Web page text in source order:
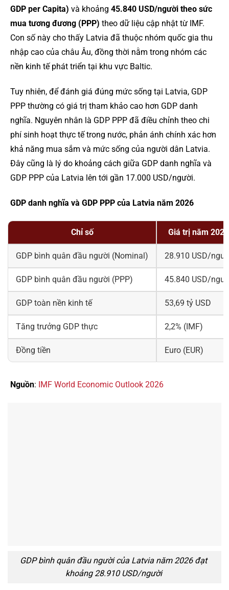
GDP per Capita) và khoảng 45.840 USD/người theo sức
mua tương đương (PPP) theo dữ liệu cập nhật từ IMF.
Con số này cho thấy Latvia đã thuộc nhóm quốc gia thu
nhập cao của châu Âu, đồng thời nằm trong nhóm các
nền kinh tế phát triển tại khu vực Baltic.
Tuy nhiên, để đánh giá đúng mức sống tại Latvia, GDP
PPP thường có giá trị tham khảo cao hơn GDP danh
nghĩa. Nguyên nhân là GDP PPP đã điều chỉnh theo chi
phí sinh hoạt thực tế trong nước, phản ánh chính xác hơn
khả năng mua sắm và mức sống của người dân Latvia.
Đây cũng là lý do khoảng cách giữa GDP danh nghĩa và
GDP PPP của Latvia lên tới gần 17.000 USD/người.
GDP danh nghĩa và GDP PPP của Latvia năm 2026
Chỉ số Giá trị năm 2026
GDP bình quân đầu người (Nominal) 28.910 USD/
GDP bình quân đầu người (PPP) 45.840 USD/
GDP toàn nền kinh tế 53,69 tỷ USD
Tăng trưởng GDP thực 2,2% (IMF)
Đồng tiền Euro (EUR)
Nguồn: IMF World Economic Outlook 2026
GDP bình quân đầu người của Latvia năm 2026 đạt
khoảng 28.910 USD/người